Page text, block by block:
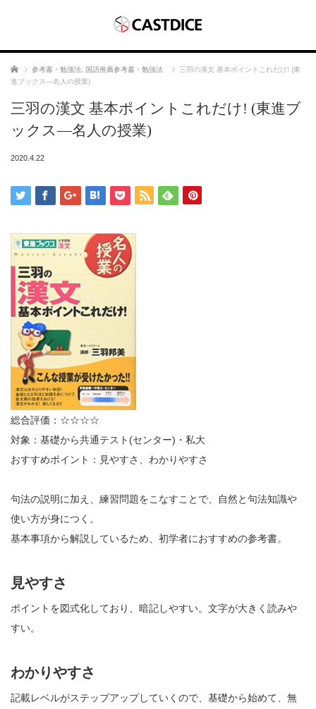
ホーム 参考書・勉強法 国語推薦参考書・勉強法
三羽の漢文 基本ポイントこれだけ! (東
進ブックス―名人の授業)
三羽の漢文 基本ポイントこれだけ! (東進ブ
ックス―名人の授業)
2020.4.22
総合評価：☆☆☆☆
対象：基礎から共通テスト(センター)・私大
おすすめポイント：見やすさ、わかりやすさ
句法の説明に加え、練習問題をこなすことで、自然と句法知識や
使い方が身につく。
基本事項から解説しているため、初学者におすすめの参考書。
見やすさ
ポイントを図式化しており、暗記しやすい。文字が大きく読みや
すい。
わかりやすさ
記載レベルがステップアップしていくので、基礎から始めて、無